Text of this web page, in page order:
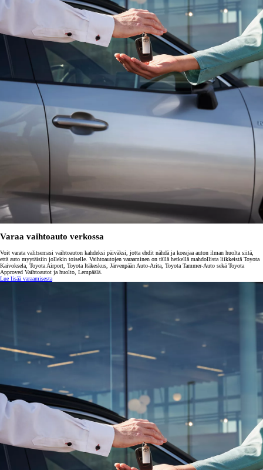
Varaa vaihtoauto verkossa
Voit varata valitsemasi vaihtoauton kahdeksi päiväksi, jotta ehdit nähdä ja koeajaa auton ilman huolta siitä,
että auto myytäisiin jollekin toiselle. Vaihtoautojen varaaminen on tällä hetkellä mahdollista liikkeistä Toyota
Kaivoksela, Toyota Airport, Toyota Itäkeskus, Järvenpään Auto-Arita, Toyota Tammer-Auto sekä Toyota
Approved Vaihtoautot ja huolto, Lempäälä.
Lue lisää varaamisesta